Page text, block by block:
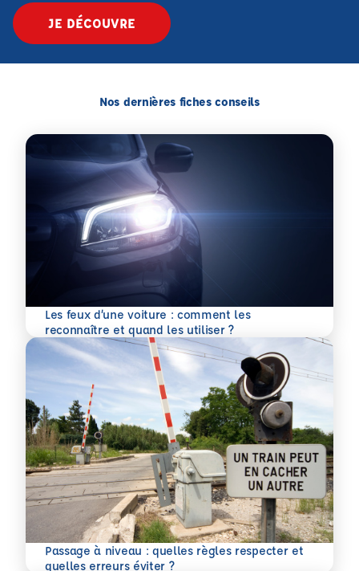
JE DÉCOUVRE
Nos dernières fiches conseils
Les feux d’une voiture : comment les
reconnaître et quand les utiliser ?
En savoir plus
Passage à niveau : quelles règles respecter et
quelles erreurs éviter ?
En savoir plus